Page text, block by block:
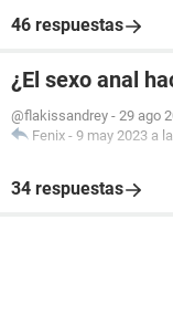
46 respuestas
¿El sexo anal
@flakissandrey - 29 ago
Fenix - 9 may 2023 a
34 respuestas